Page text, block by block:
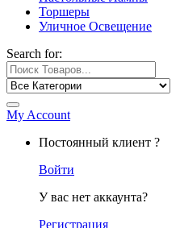
Торшеры
Уличное Освещение
Search for:
My Account
Постоянный клиент ?
Войти
У вас нет аккаунта?
Регистрация